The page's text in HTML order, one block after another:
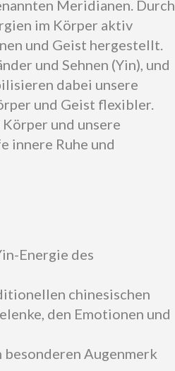
Meridianen. Durch
im Körper aktiv
und Geist hergestellt.
und Sehnen (Yin), und
dabei unsere
und Geist flexibler.
und unsere
innere Ruhe und
Energie des
chinesischen
den Emotionen und
Augenmerk